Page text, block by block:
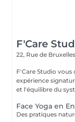
F'Care
22, Rue de Bruxelles
F'Care Studio vous
expérience
et l'équilibre du
Face Yoga en